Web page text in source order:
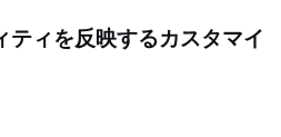
ティを反映するカスタマイ